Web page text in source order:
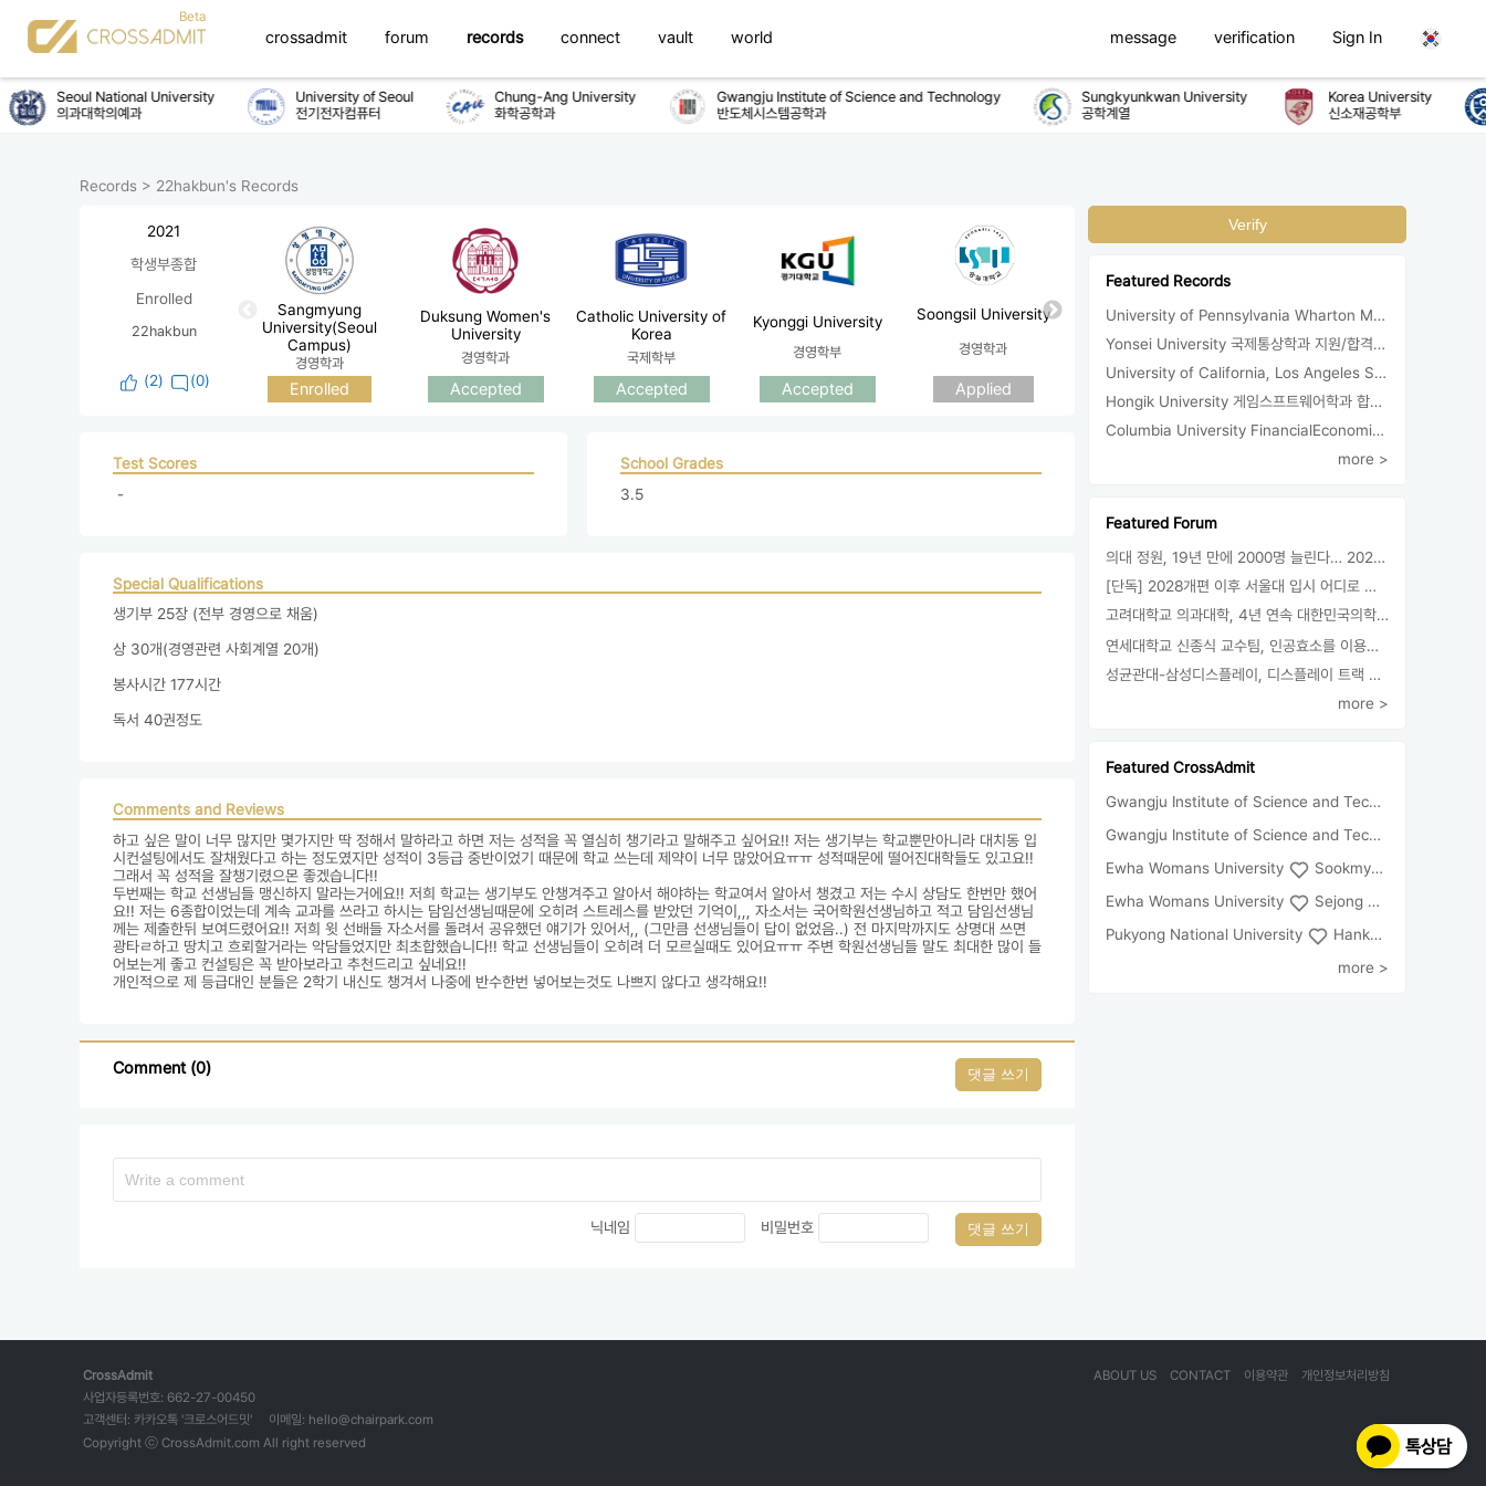
crossadmit forum records connect vault world message verification Sign In
Seoul National University
의과대학의예과
University of Seoul
전기전자컴퓨터
Chung-Ang University
화학공학과
Gwangju Institute of Science and Technology
반도체시스템공학과
Sungkyunkwan University
공학계열
Korea University
신소재공학부
Records > 22hakbun's Records
2021
학생부종합
Enrolled
22hakbun
(2) (0)
Sangmyung
University(Seoul
Campus)
경영학과
Enrolled
Duksung Women's
University
경영학과
Accepted
Catholic University of
Korea
국제학부
Accepted
Kyonggi University
경영학부
Accepted
Soongsil University
경영학과
Applied
Inja University
경영학과
Test Scores
-
School Grades
3.5
Special Qualifications
생기부 25장 (전부 경영으로 채움)
상 30개(경영관련 사회계열 20개)
봉사시간 177시간
독서 40권정도
Comments and Reviews
하고 싶은 말이 너무 많지만 몇가지만 딱 정해서 말하라고 하면 저는 성적을 꼭 열심히 챙기라고 말해주고 싶어요!! 저는 생기부는 학교뿐만아니라 대치동 입
시컨설팅에서도 잘채웠다고 하는 정도였지만 성적이 3등급 중반이었기 때문에 학교 쓰는데 제약이 너무 많았어요ㅠㅠ 성적때문에 떨어진대학들도 있고요!!
그래서 꼭 성적을 잘챙기렸으몬 좋겠습니다!!
두번째는 학교 선생님들 맹신하지 말라는거에요!! 저희 학교는 생기부도 안챙겨주고 알아서 해야하는 학교여서 알아서 챙겼고 저는 수시 상담도 한번만 했어
요!! 저는 6종합이었는데 계속 교과를 쓰라고 하시는 담임선생님때문에 오히려 스트레스를 받았던 기억이,,, 자소서는 국어학원선생님하고 적고 담임선생님
께는 제출한뒤 보여드렸어요!! 저희 윗 선배들 자소서를 돌려서 공유했던 얘기가 있어서,, (그만큼 선생님들이 답이 없었음..) 전 마지막까지도 상명대 쓰면
광타ㄹ하고 땅치고 흐뢰할거라는 악담들었지만 최초합했습니다!! 학교 선생님들이 오히려 더 모르실때도 있어요ㅠㅠ 주변 학원선생님들 말도 최대한 많이 들
어보는게 좋고 컨설팅은 꼭 받아보라고 추천드리고 싶네요!!
개인적으로 제 등급대인 분들은 2학기 내신도 챙겨서 나중에 반수한번 넣어보는것도 나쁘지 않다고 생각해요!!
Comment (0) 댓글 쓰기
닉네임 비밀번호 댓글 쓰기
Verify
Featured Records
University of Pennsylvania Wharton MBA 합격/등록
Yonsei University 국제통상학과 지원/합격/등록
University of California, Los Angeles Sociology 합격
Hongik University 게임스프트웨어학과 합격/등록
Columbia University FinancialEconomics 지원
more >
Featured Forum
의대 정원, 19년 만에 2000명 늘린다… 2025년 입시부터 적용
[단독] 2028개편 이후 서울대 입시 어디로 갈까.. ‘정시40% 폐지 추진’
고려대학교 의과대학, 4년 연속 대한민국의학한림원 정회원 최다 배출 外
연세대학교 신종식 교수팀, 인공효소를 이용한 아민의 키랄전환 세계 최초로 성공
성균관대-삼성디스플레이, 디스플레이 트랙 운영 협약 체결
more >
Featured CrossAdmit
Gwangju Institute of Science and Technology
Gwangju Institute of Science and Technology
Ewha Womans University
Sookmyung Women's University
Ewha Womans University
Sejong University
Pukyong National University
Hankuk University of Foreign Studies(Global Campus
more >
CrossAdmit 개인정보처리방침
이용약관
CONTACT
ABOUT US
사업자등록번호: 662-27-00450
고객센터: 카카오톡 '크로스어드밋'
이메일: hello@chairpark.com
Copyright ⓒ CrossAdmit.com All right reserved